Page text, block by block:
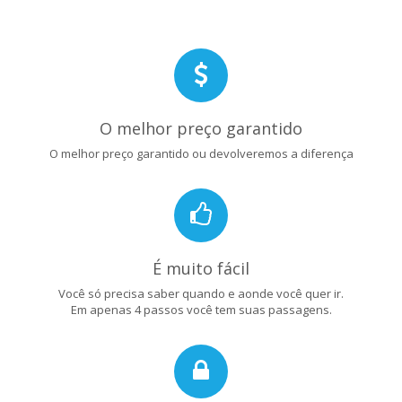
O melhor preço garantido
O melhor preço garantido ou devolveremos a diferença
É muito fácil
Você só precisa saber quando e aonde você quer ir.
Em apenas 4 passos você tem suas passagens.